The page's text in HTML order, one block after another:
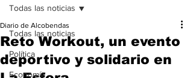
Todas las noticias
Política
Economía
Todas las noticias
Reto Workout, un evento
deportivo y solidario en
Diario de Alcobendas